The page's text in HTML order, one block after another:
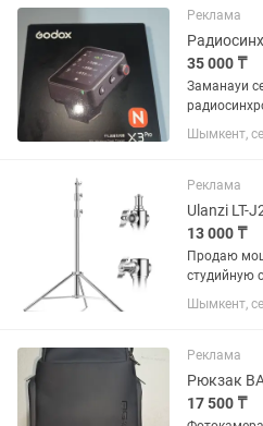
Реклама
35 000 ₸
Заманауи
(Nikon
Жағдайы:
сырылған
сенсоры
Шымкент,
Реклама
Ulanzi LT-
13 000 ₸
Продаю
студийную
тяжелого
Идеальное,
Шымкент,
Реклама
Рюкзак
17 500 ₸